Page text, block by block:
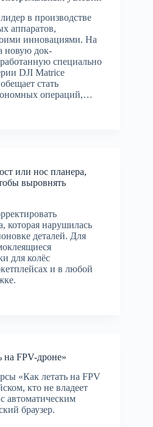
в производстве
аппаратов,
инновациями. На
новую док-
специально
DJI Matrice
стать
операций,…
или нос планера,
выровнять
которая нарушилась
деталей. Для
для колёс
и в любой
на FPV-дроне»
«Как летать на FPV
кто не владеет
автоматическим
браузер.